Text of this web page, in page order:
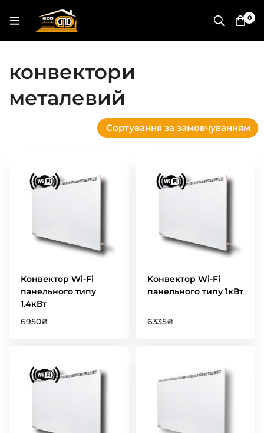
0
конвектори
металевий
Сортування за замовчуванням
Конвектор Wi-Fi
панельного типу
1.4кВт
6950₴
Конвектор Wi-Fi
панельного типу 1кВт
6335₴